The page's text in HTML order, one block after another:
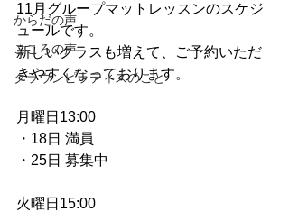
からだの声
こころの声
クラウンピラティスのこと
11月グループマットレッスンのスケジ
ュールです。
新しいクラスも増えて、ご予約いただ
きやすくなっております。
月曜日13:00
・18日 満員
・25日 募集中
火曜日15:00